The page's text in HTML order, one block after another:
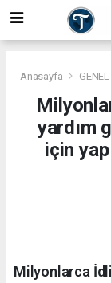
Anasayfa GENEL
yardım
için
Milyonlarca